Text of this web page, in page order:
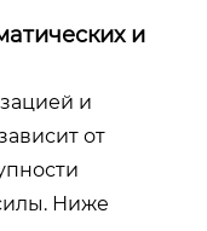
и
и
от
Ниже